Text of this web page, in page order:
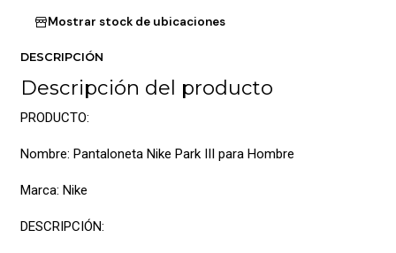
Mostrar stock de ubicaciones
DESCRIPCIÓN
Descripción del producto
PRODUCTO:
Nombre: Pantaloneta Nike Park III para Hombre
Marca: Nike
DESCRIPCIÓN: